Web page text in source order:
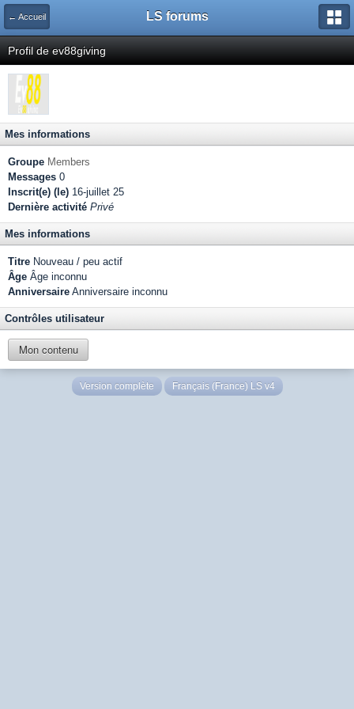
← Accueil LS forums
Profil de ev88giving
Mes informations
Groupe Members
Messages 0
Inscrit(e) (le) 16-juillet 25
Dernière activité Privé
Mes informations
Titre Nouveau / peu actif
Âge Âge inconnu
Anniversaire Anniversaire inconnu
Contrôles utilisateur
Mon contenu
Version complète Français (France) LS v4